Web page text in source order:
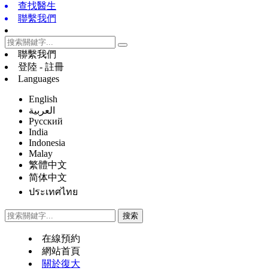
查找醫生
聯繫我們
聯繫我們
登陸 - 註冊
Languages
English
العربية
Русский
India
Indonesia
Malay
繁體中文
简体中文
ประเทศไทย
在線預約
網站首頁
關於復大